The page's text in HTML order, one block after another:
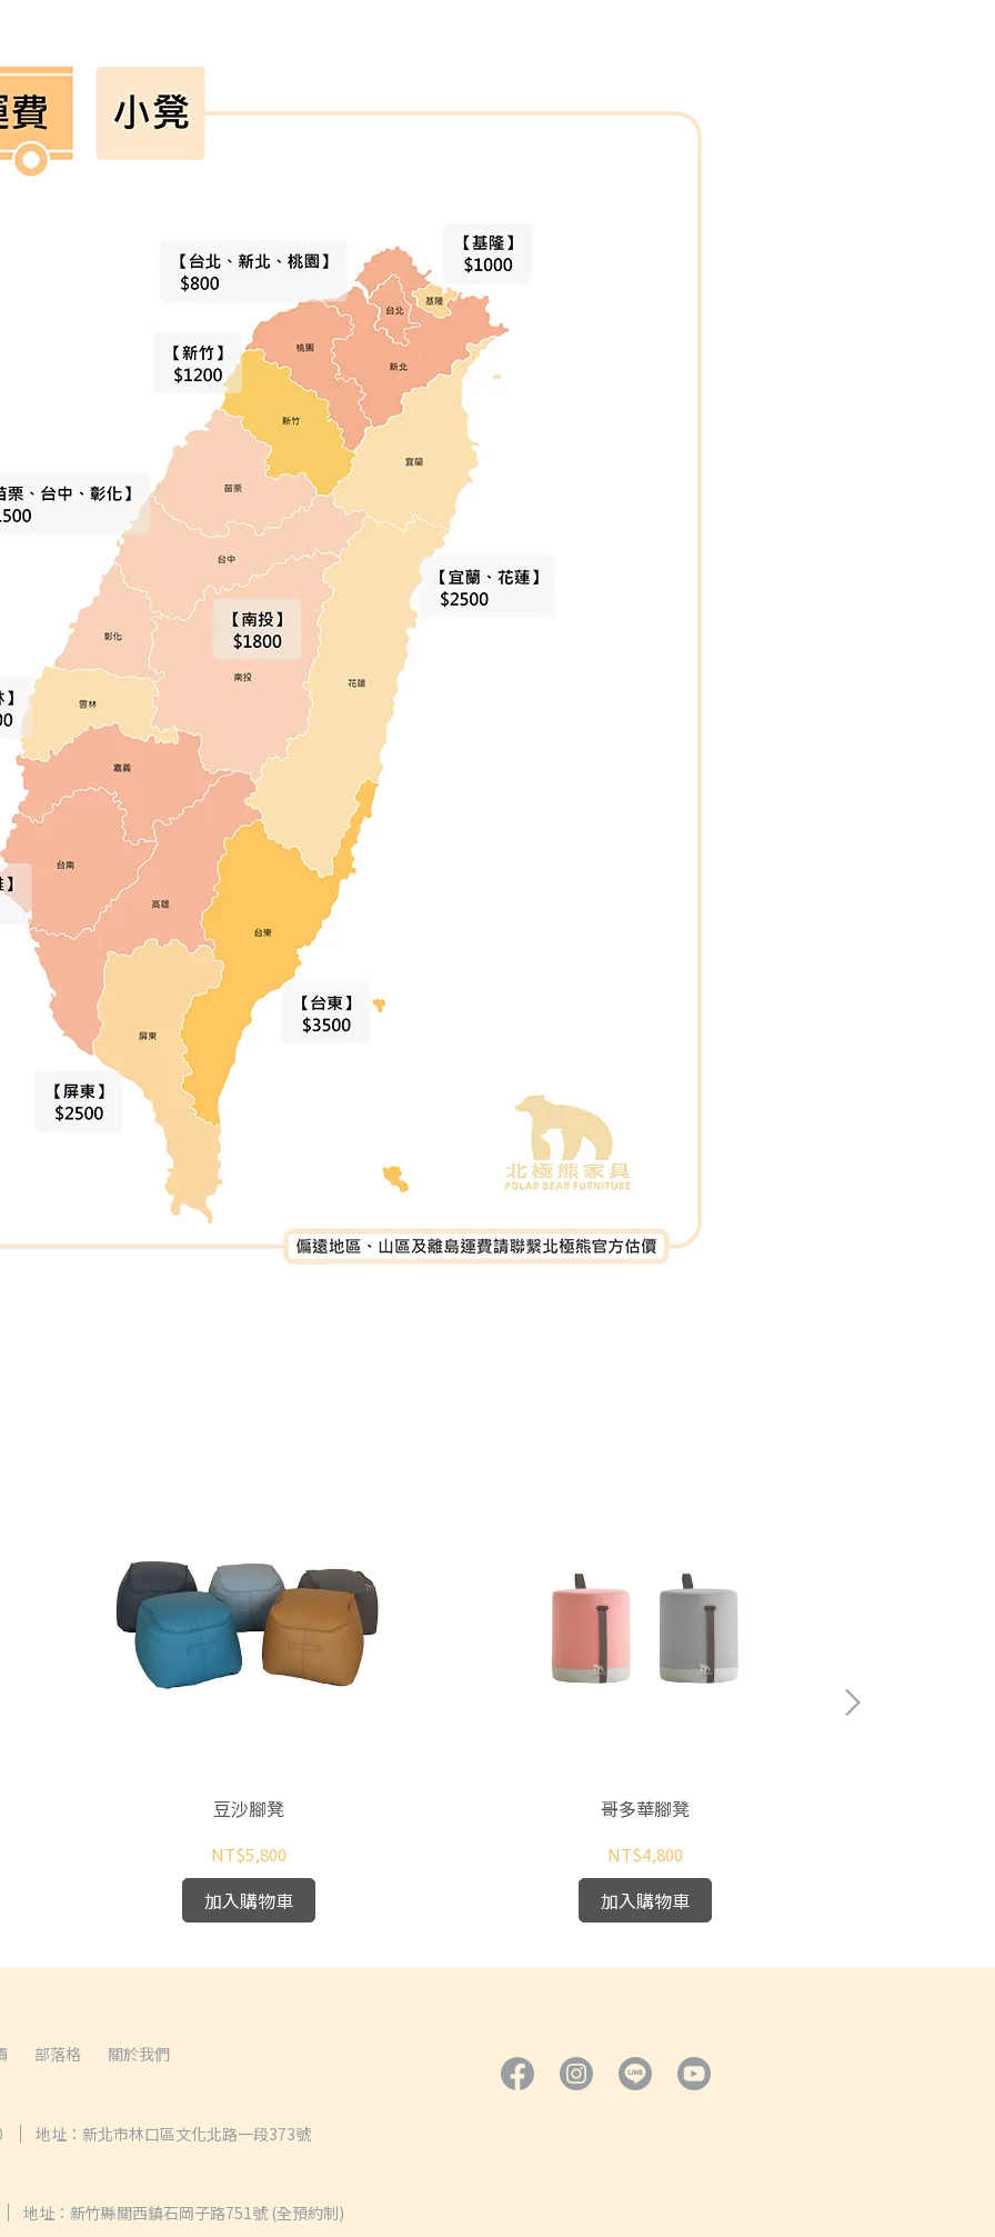
豆沙腳凳
NT$5,800
加入購物車
哥多華腳凳
NT$4,800
加入購物車
部落格 關於我們
地址：新北市林口區文化北路一段373號
地址：新竹縣關西鎮石岡子路751號 (全預約制)